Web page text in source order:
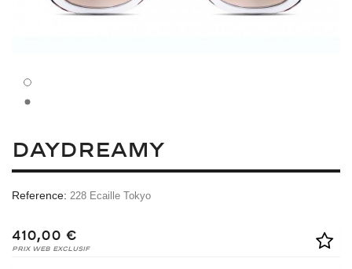
DAYDREAMY
Reference: 228 Ecaille Tokyo
410,00 €
Prix Web Exclusif